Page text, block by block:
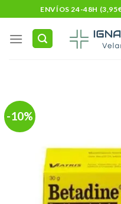
to
content
ENVÍOS 24-48H
-10%